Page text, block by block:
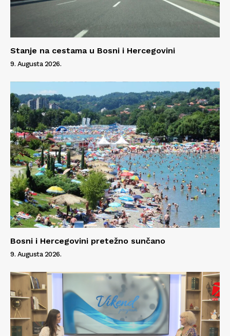
Stanje na cestama u Bosni i Hercegovini
9. Augusta 2026.
Bosni i Hercegovini pretežno sunčano
9. Augusta 2026.